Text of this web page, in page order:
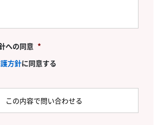
への同意 *
方針に同意する